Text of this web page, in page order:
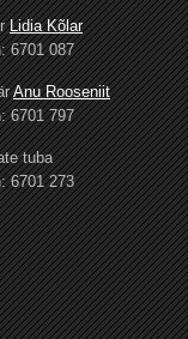
Lidia Kõlar
6701 087
Anu Rooseniit
6701 797
tuba
6701 273